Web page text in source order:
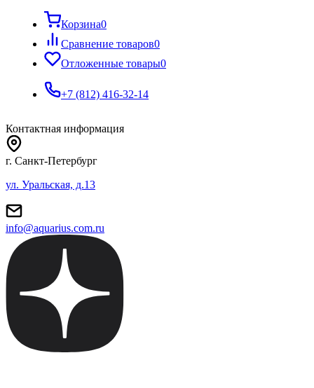
Корзина0
Сравнение товаров0
Отложенные товары0
+7 (812) 416-32-14
Контактная информация
г. Санкт-Петербург
ул. Уральская, д.13
info@aquarius.com.ru